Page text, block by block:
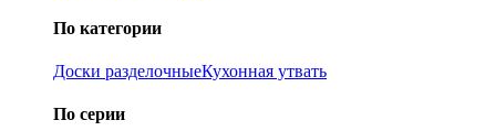
По категории
Доски разделочныеКухонная утвать
По серии